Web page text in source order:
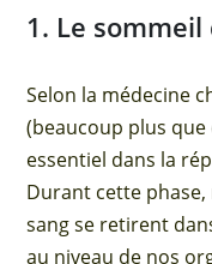
1. Le
Selon la médecine
(beaucoup plus
essentiel dans la
Durant cette
sang se retirent
au niveau de nos